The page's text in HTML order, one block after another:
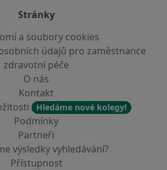
Stránky
a soubory cookies
údajů pro zaměstnance
zdravotní péče
O nás
Kontakt
Hledáme nové kolegy!
Podmínky
Partneři
výsledky vyhledávání?
Přístupnost